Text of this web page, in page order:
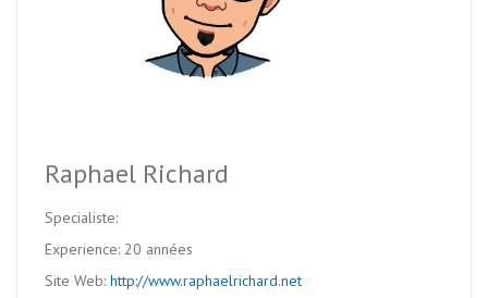
Raphael Richard
Specialiste:
Experience: 20 années
Site Web: http://www.raphaelrichard.net